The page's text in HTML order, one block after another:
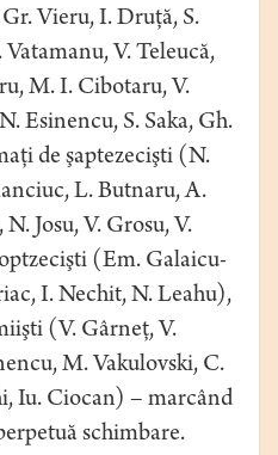
Vieru, I. Druţă, S.
V. Teleucă,
M. I. Cibotaru, V.
Esinencu, S. Saka, Gh.
de şaptezecişti (N.
L. Butnaru, A.
Josu, V. Grosu, V.
(Em. Galaicu-
I. Nechit, N. Leahu),
(V. Gârneţ, V.
M. Vakulovski, C.
Iu. Ciocan) – marcând
schimbare.